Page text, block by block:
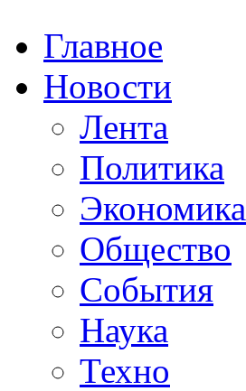
Главное
Новости
Лента
Политика
Экономика
Общество
События
Наука
Техно